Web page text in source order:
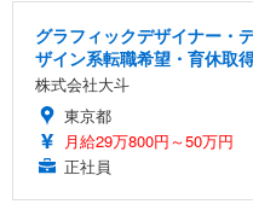
グラフィックデザイナー・
ザイン系転職希望・育休取
株式会社大斗
東京都
月給29万800円～50万円
正社員